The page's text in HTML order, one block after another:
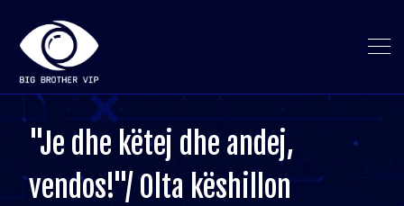
"Je dhe këtej dhe andej,
vendos!"/ Olta këshillon